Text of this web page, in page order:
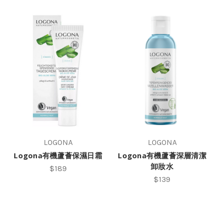
LOGONA
Logona有機蘆薈保濕日霜
$189
LOGONA
Logona有機蘆薈深層清潔
卸妝水
$139